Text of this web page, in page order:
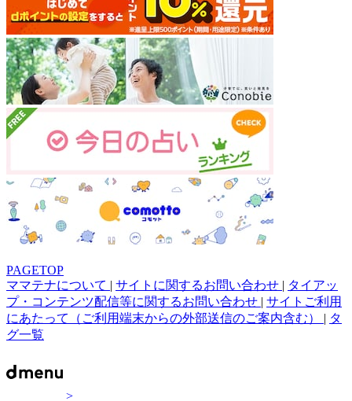
PAGETOP
ママテナについて | サイトに関するお問い合わせ | タイアッ
プ・コンテンツ配信等に関するお問い合わせ | サイトご利用
にあたって（ご利用端末からの外部送信のご案内含む） | タ
グ一覧
>